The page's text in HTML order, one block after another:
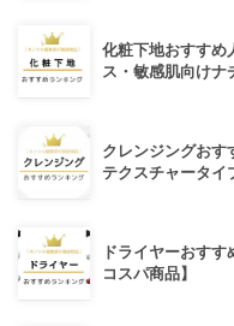
化粧下地おすすめ
ス・敏感肌向けナ
クレンジングおす
テクスチャータイ
ドライヤーおす
コスパ商品】